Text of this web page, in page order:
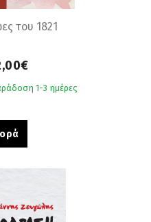
του 1821
1-3 ημέρες